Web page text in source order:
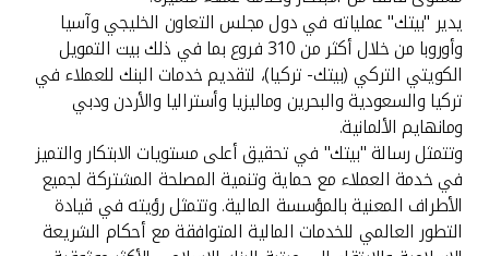
يدير "بيتك" عملياته في دول مجلس التعاون الخليجي وآسيا
وأوروبا من خلال أكثر من 310 فروع بما في ذلك بيت التمويل
الكويتي التركي (بيتك- تركيا)، لتقديم خدمات البنك للعملاء في
تركيا والسعودية والبحرين وماليزيا وأستراليا والأردن ودبي
ومانهايم الألمانية.
وتتمثل رسالة "بيتك" في تحقيق أعلى مستويات الابتكار والتميز
في خدمة العملاء مع حماية وتنمية المصلحة المشتركة لجميع
الأطراف المعنية بالمؤسسة المالية. وتتمثل رؤيته في قيادة
التطور العالمي للخدمات المالية المتوافقة مع أحكام الشريعة